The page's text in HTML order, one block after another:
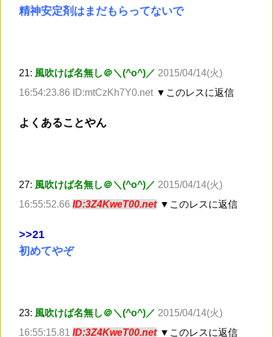
精神安定剤はまだもらってないで
21: 風吹けば名無し＠＼(^o^)／ 2015/04/14(火)
16:54:23.86 ID:mtCzKh7Y0.net ▼このレスに返信
よくあることやん
27: 風吹けば名無し＠＼(^o^)／ 2015/04/14(火)
16:55:52.66 ID:3Z4KweT00.net ▼このレスに返信
>>21
初めてやぞ
23: 風吹けば名無し＠＼(^o^)／ 2015/04/14(火)
16:55:15.81 ID:3Z4KweT00.net ▼このレスに返信